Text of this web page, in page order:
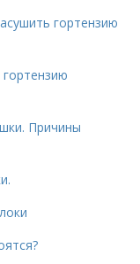
гортензию
гортензию
Причины